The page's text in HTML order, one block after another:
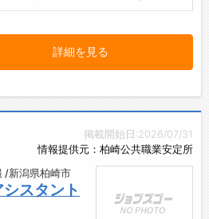
詳細を見る
掲載開始日:2026/07/31
情報提供元：柏崎公共職業安定所
新潟県柏崎市
スタント